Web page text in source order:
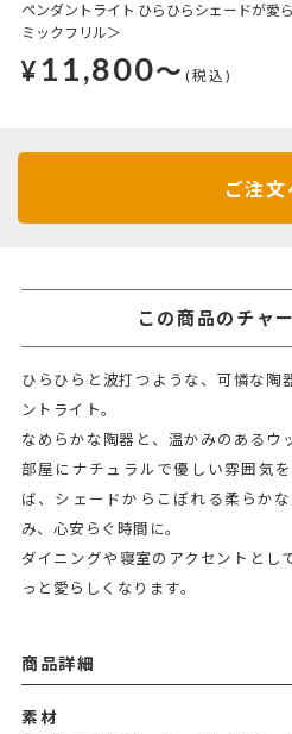
ペンダントライト ひらひらシェードが愛
ミックフリル＞
¥11,800～ (税込)
ご注文
この商品のチャ
ひらひらと波打つような、可憐な陶
ントライト。
なめらかな陶器と、温かみのあるウ
部屋にナチュラルで優しい雰囲気
ば、シェードからこぼれる柔らか
み、心安らぐ時間に。
ダイニングや寝室のアクセントとし
っと愛らしくなります。
商品詳細
素材